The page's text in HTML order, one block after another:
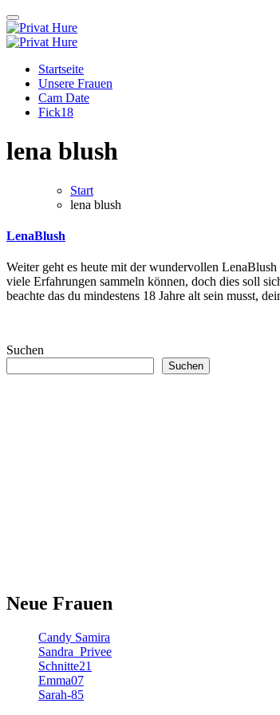
Zum
Inhalt
springen
Privat Hure
Privat Hure
Auch in deiner Nachbarschaft
Startseite
Unsere Frauen
Cam Date
Fick18
lena blush
Start
lena blush
LenaBlush
Weiter geht es heute mit der wundervollen LenaBlush ! Lena ist vor kurzem erst 19 Jahre alt geworden und ist noch relativ frisch in der Community angemeldet. Die junge Singledame hat bisher noch nicht sehr
viele Erfahrungen sammeln können, doch dies soll
beachte das du mindestens 18 Jahre alt sein musst,
Suchen
Suchen
Neue Frauen
Candy Samira
Sandra_Privee
Schnitte21
Emma07
Sarah-85